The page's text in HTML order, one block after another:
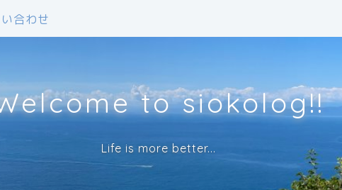
合わせ
to siokolog!!
Life is more better...